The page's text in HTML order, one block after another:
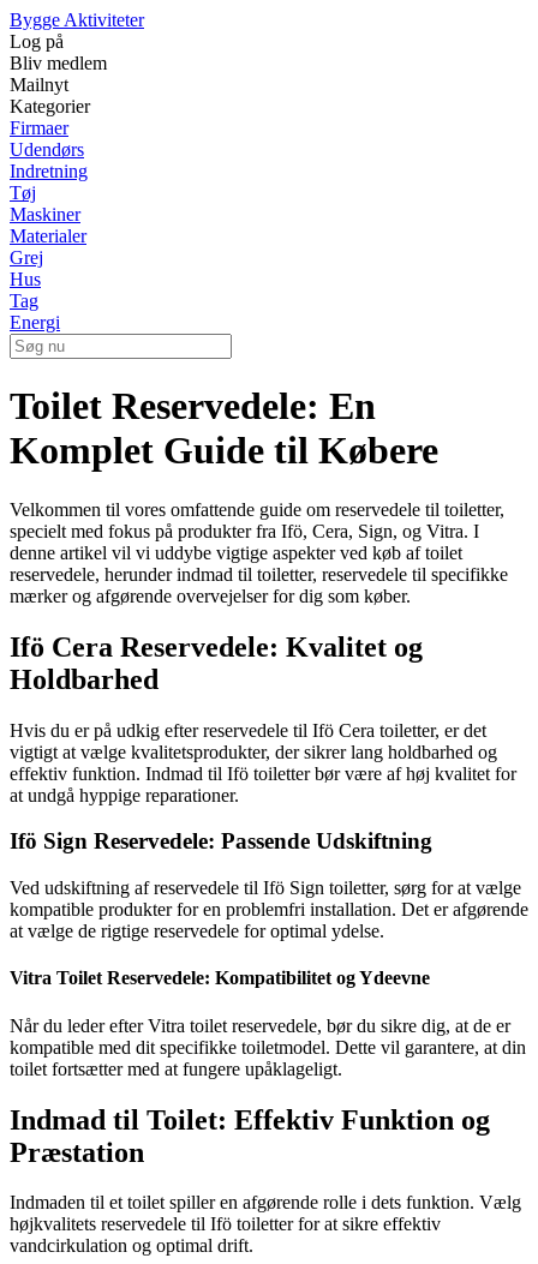
Bygge Aktiviteter
Log på
Bliv medlem
Mailnyt
Kategorier
Firmaer
Udendørs
Indretning
Tøj
Maskiner
Materialer
Grej
Hus
Tag
Energi
Toilet Reservedele: En
Komplet Guide til Købere
Velkommen til vores omfattende guide om reservedele til toiletter,
specielt med fokus på produkter fra Ifö, Cera, Sign, og Vitra. I
denne artikel vil vi uddybe vigtige aspekter ved køb af toilet
reservedele, herunder indmad til toiletter, reservedele til specifikke
mærker og afgørende overvejelser for dig som køber.
Ifö Cera Reservedele: Kvalitet og
Holdbarhed
Hvis du er på udkig efter reservedele til Ifö Cera toiletter, er det
vigtigt at vælge kvalitetsprodukter, der sikrer lang holdbarhed og
effektiv funktion. Indmad til Ifö toiletter bør være af høj kvalitet for
at undgå hyppige reparationer.
Ifö Sign Reservedele: Passende Udskiftning
Ved udskiftning af reservedele til Ifö Sign toiletter, sørg for at vælge
kompatible produkter for en problemfri installation. Det er afgørende
at vælge de rigtige reservedele for optimal ydelse.
Vitra Toilet Reservedele: Kompatibilitet og Ydeevne
Når du leder efter Vitra toilet reservedele, bør du sikre dig, at de er
kompatible med dit specifikke toiletmodel. Dette vil garantere, at din
toilet fortsætter med at fungere upåklageligt.
Indmad til Toilet: Effektiv Funktion og
Præstation
Indmaden til et toilet spiller en afgørende rolle i dets funktion. Vælg
højkvalitets reservedele til Ifö toiletter for at sikre effektiv
vandcirkulation og optimal drift.